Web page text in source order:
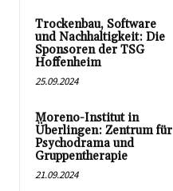
Trockenbau, Software
und Nachhaltigkeit: Die
Sponsoren der TSG
Hoffenheim
25.09.2024
Moreno-Institut in
Überlingen: Zentrum für
Psychodrama und
Gruppentherapie
21.09.2024